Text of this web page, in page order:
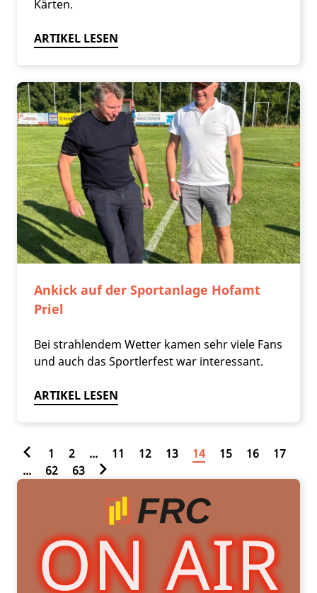
Kärten.
ARTIKEL LESEN
Ankick auf der Sportanlage Hofamt
Priel
Bei strahlendem Wetter kamen sehr viele Fans
und auch das Sportlerfest war interessant.
ARTIKEL LESEN
1 2 ... 11 12 13 14 15 16
17
...
62 63